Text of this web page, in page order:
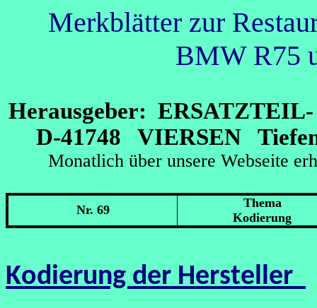
Merkblätter zur
BMW R75
Herausgeber:
D-41748 VIERSEN
Monatlich über unsere
Nr. 69
Thema
Kodierung
Kodierung der Hersteller